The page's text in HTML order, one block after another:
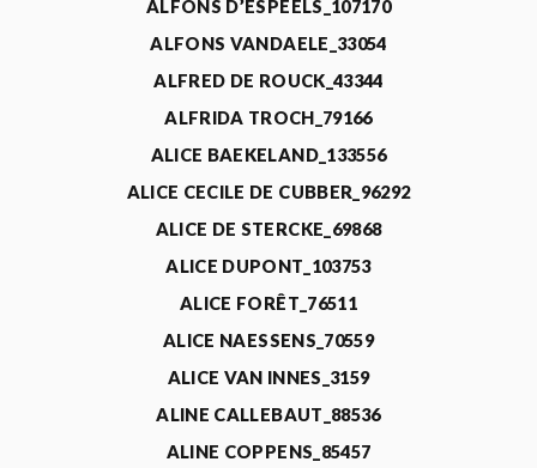
ALFONS D’ESPEELS_107170
ALFONS VANDAELE_33054
ALFRED DE ROUCK_43344
ALFRIDA TROCH_79166
ALICE BAEKELAND_133556
ALICE CECILE DE CUBBER_96292
ALICE DE STERCKE_69868
ALICE DUPONT_103753
ALICE FORÊT_76511
ALICE NAESSENS_70559
ALICE VAN INNES_3159
ALINE CALLEBAUT_88536
ALINE COPPENS_85457